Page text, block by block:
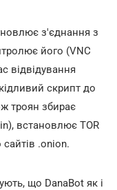
з'єднання з
його (VNC
відвідування
скрипт до
троян збирає
встановлює TOR
сайтів .onion.
що DanaBot як і